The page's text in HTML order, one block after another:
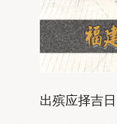
出殡应择吉